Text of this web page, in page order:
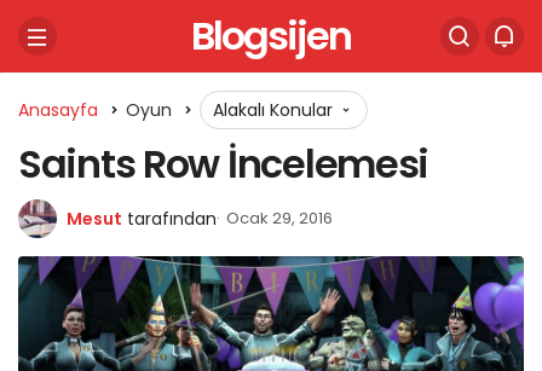
Blogsijen
Anasayfa Oyun Alakalı Konular
Saints Row İncelemesi
Mesut tarafından Ocak 29, 2016